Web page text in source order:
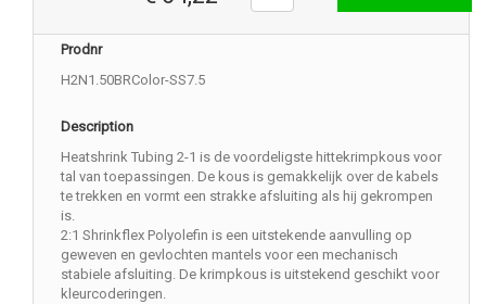
Prodnr
H2N1.50BRColor-SS7.5
Description
Heatshrink Tubing 2-1 is de voordeligste hittekrimpkous voor
tal van toepassingen. De kous is gemakkelijk over de kabels
te trekken en vormt een strakke afsluiting als hij gekrompen
is.
2:1 Shrinkflex Polyolefin is een uitstekende aanvulling op
geweven en gevlochten mantels voor een mechanisch
stabiele afsluiting. De krimpkous is uitstekend geschikt voor
kleurcoderingen.